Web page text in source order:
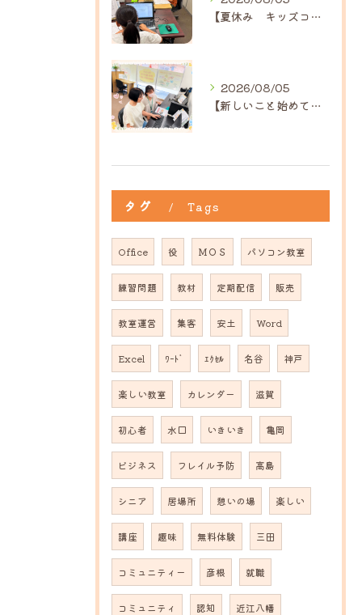
【夏休み キッズコース】｜ひだまり近江八幡教室
2026/08/05
【新しいこと始めてみませんか？】ひだまり高島教室
タグ Tags
Office 役 ＭＯＳ パソコン教室
練習問題 教材 定期配信 販売
教室運営 集客 安土 Word
Excel ﾜｰﾄﾞ ｴｸｾﾙ 名谷 神戸
楽しい教室 カレンダー 滋賀
初心者 水口 いきいき 亀岡
ビジネス フレイル予防 高島
シニア 居場所 憩いの場 楽しい
講座 趣味 無料体験 三田
コミュニティー 彦根 就職
コミュニティ 認知 近江八幡